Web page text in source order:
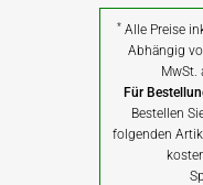
* Alle Preise
Abhängig
MwSt.
Für
Bestellen
folgenden